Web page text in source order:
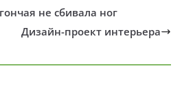
не сбивала ног
Дизайн-проект интерьера